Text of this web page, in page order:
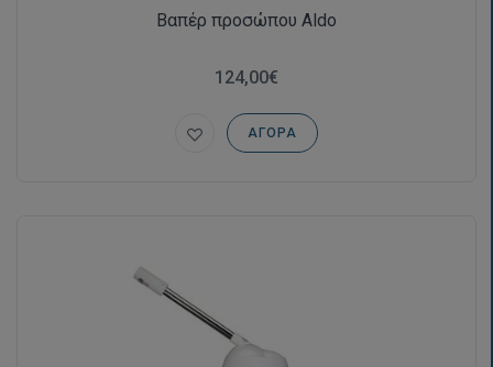
Βαπέρ προσώπου Aldo
124,00€
ΑΓΟΡΆ